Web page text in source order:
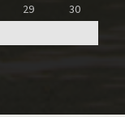
29
30